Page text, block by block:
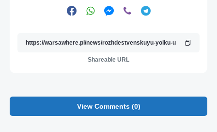
Shareable URL
View Comments (0)